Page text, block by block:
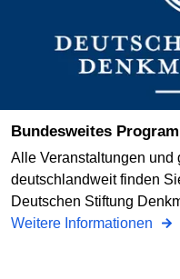
Bundesweites
Alle Veranstaltungen und
deutschlandweit finden
Deutschen Stiftung
Weitere Informationen